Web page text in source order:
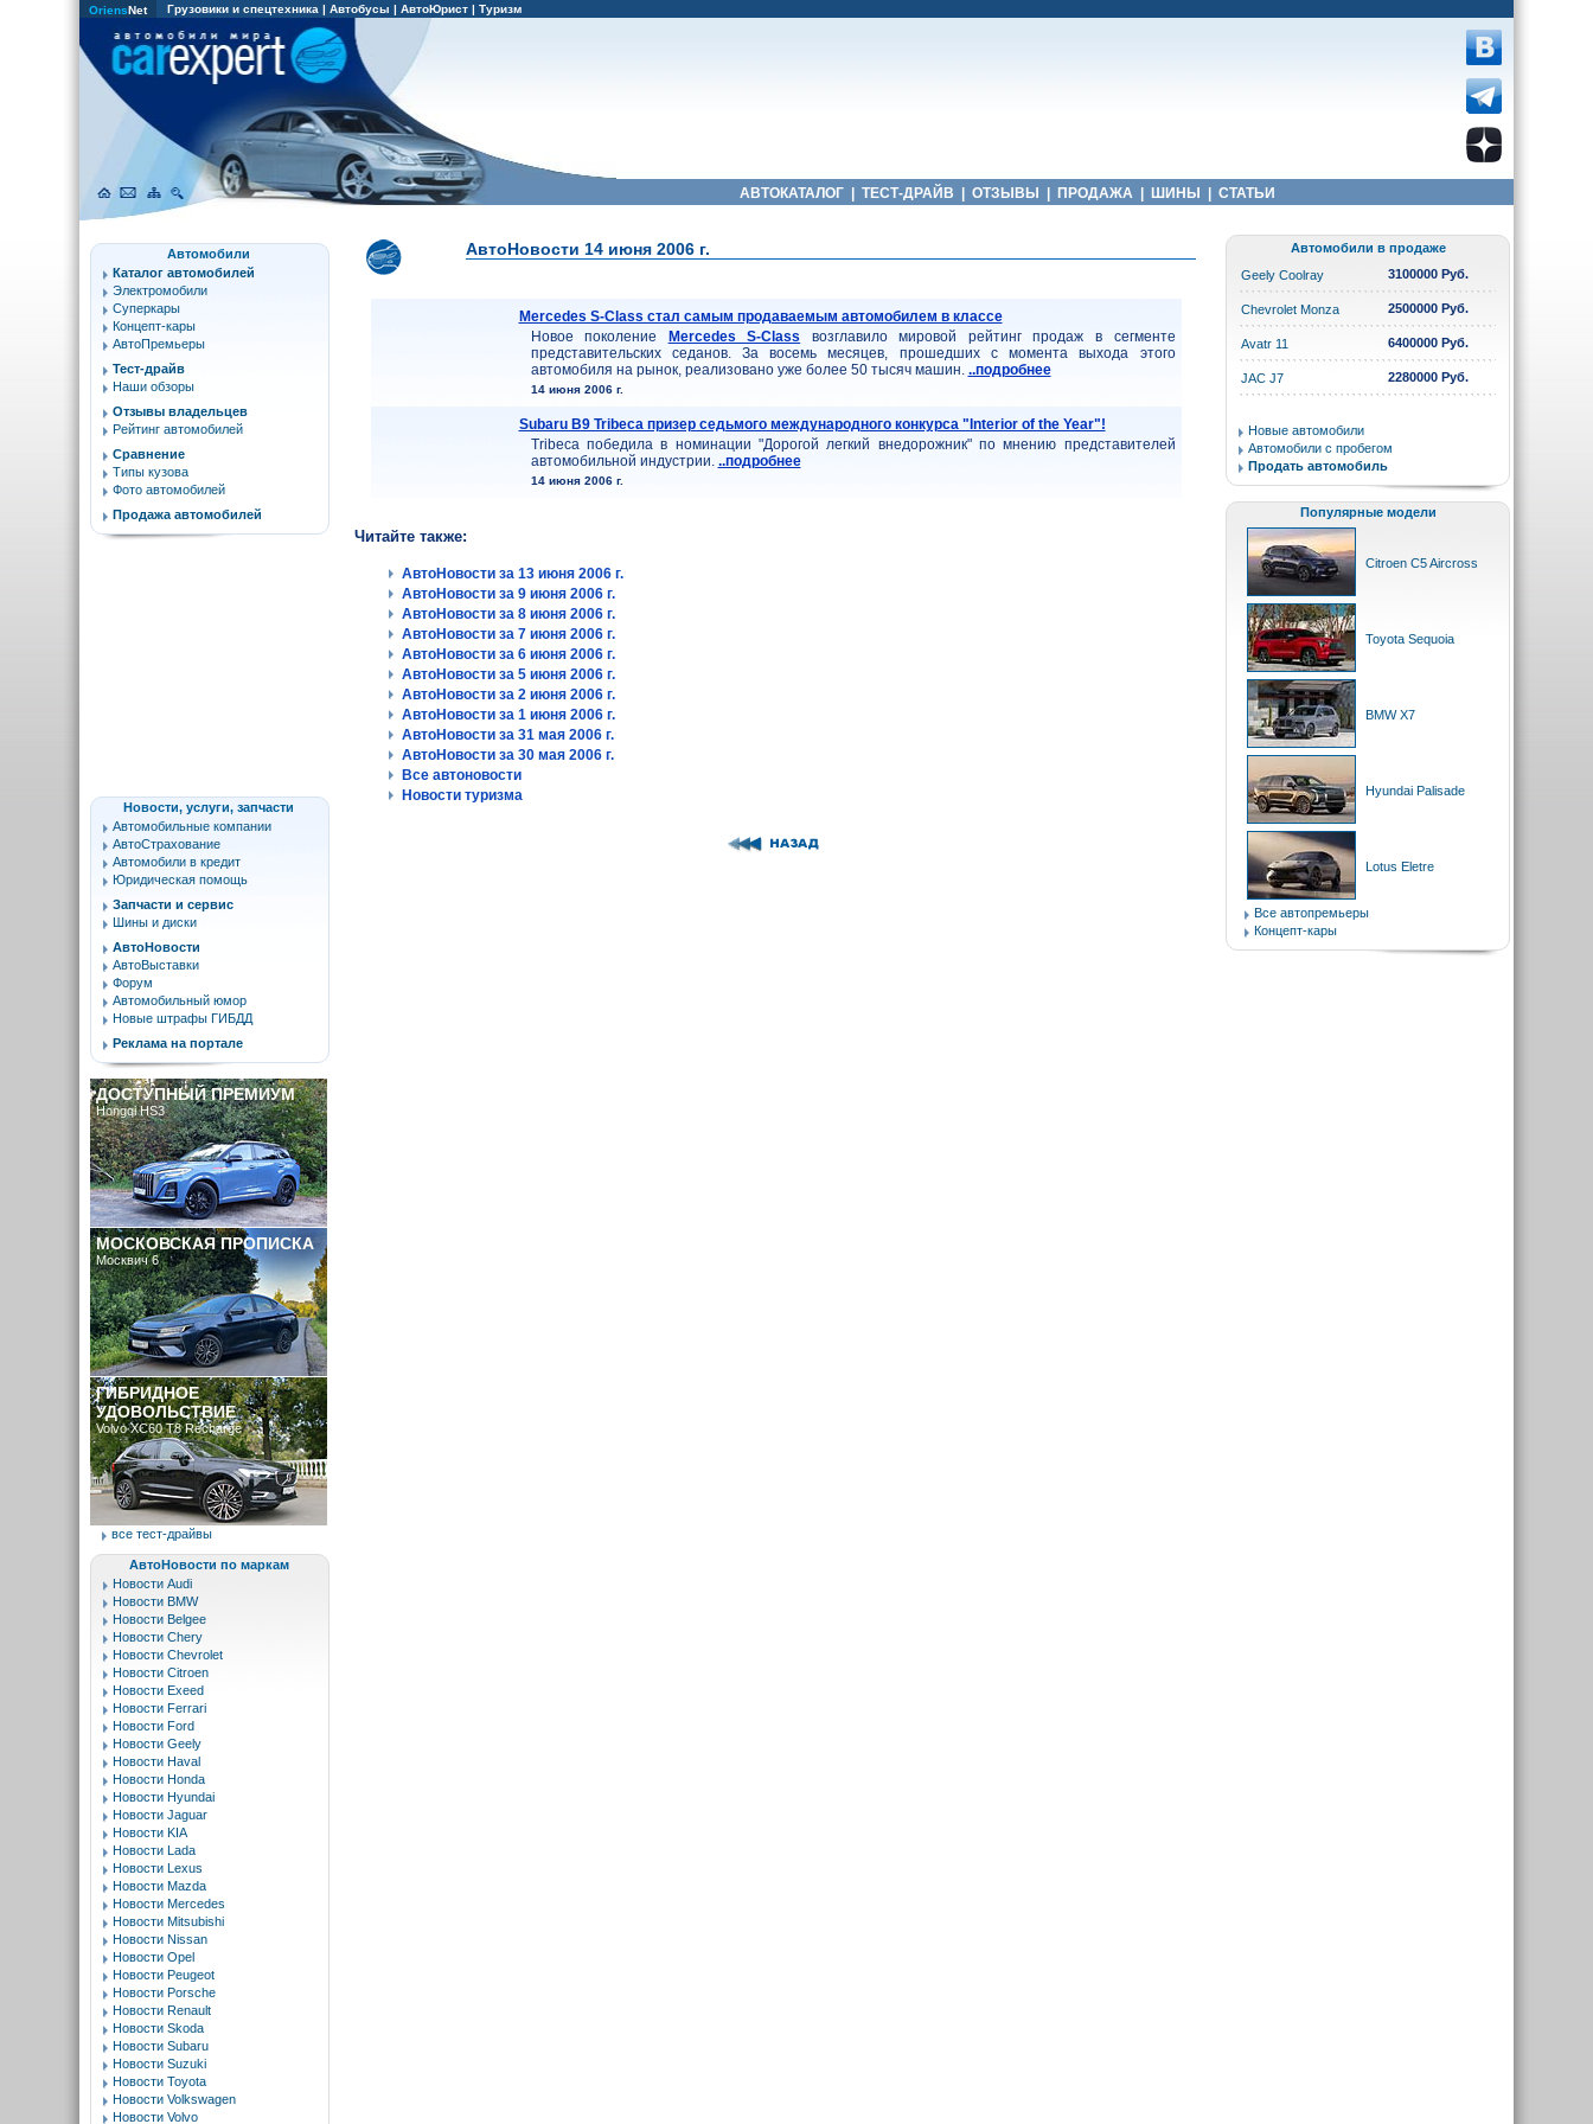
OriensNet Грузовики и спецтехника | Автобусы | АвтоЮрист | Туризм
АВТОКАТАЛОГ ТЕСТ-ДРАЙВ ОТЗЫВЫ ПРОДАЖА ШИНЫ СТАТЬИ
АвтоНовости 14 июня 2006 г.
Mercedes S-Class стал самым продаваемым автомобилем в классе
Новое поколение
Mercedes S-Class возглавило мировой рейтинг продаж в сегменте
представительских седанов. За восемь месяцев, прошедших с момента выхода этого
автомобиля на рынок, реализовано уже более 50 тысяч машин. ..подробнее
14 июня 2006 г.
Subaru B9 Tribeca призер седьмого международного конкурса "Interior of the Year"!
Tribeca победила в номинации "Дорогой легкий внедорожник" по мнению представителей
автомобильной индустрии. ..подробнее
14 июня 2006 г.
Читайте также:
АвтоНовости за 13 июня 2006 г.
АвтоНовости за 9 июня 2006 г.
АвтоНовости за 8 июня 2006 г.
АвтоНовости за 7 июня 2006 г.
АвтоНовости за 6 июня 2006 г.
АвтоНовости за 5 июня 2006 г.
АвтоНовости за 2 июня 2006 г.
АвтоНовости за 1 июня 2006 г.
АвтоНовости за 31 мая 2006 г.
АвтоНовости за 30 мая 2006 г.
Все автоновости
Новости туризма
Автомобили
Каталог автомобилей
Электромобили
Суперкары
Концепт-кары
АвтоПремьеры
Тест-драйв
Наши обзоры
Отзывы владельцев
Рейтинг автомобилей
Сравнение
Типы кузова
Фото автомобилей
Продажа автомобилей
Новости, услуги, запчасти
Автомобильные компании
АвтоСтрахование
Автомобили в кредит
Юридическая помощь
Запчасти и сервис
Шины и диски
АвтоНовости
АвтоВыставки
Форум
Автомобильный юмор
Новые штрафы ГИБДД
Реклама на портале
ДОСТУПНЫЙ ПРЕМИУМ
Hongqi HS3
МОСКОВСКАЯ ПРОПИСКА
Москвич 6
ГИБРИДНОЕ
УДОВОЛЬСТВИЕ
Volvo XC60 T8 Recharge
все тест-драйвы
АвтоНовости по маркам
Новости Audi
Новости BMW
Новости Belgee
Новости Chery
Новости Chevrolet
Новости Citroen
Новости Exeed
Новости Ferrari
Новости Ford
Новости Geely
Новости Haval
Новости Honda
Новости Hyundai
Новости Jaguar
Новости KIA
Новости Lada
Новости Lexus
Новости Mazda
Новости Mercedes
Новости Mitsubishi
Новости Nissan
Новости Opel
Новости Peugeot
Новости Porsche
Новости Renault
Новости Skoda
Новости Subaru
Новости Suzuki
Новости Toyota
Новости Volkswagen
Новости Volvo
Автомобили в продаже
Geely Coolray
3100000 Руб.
Chevrolet Monza 2500000 Руб.
Avatr 11 6400000 Руб.
JAC J7 2280000 Руб.
Новые автомобили
Автомобили с пробегом
Продать автомобиль
Популярные модели
Citroen C5 Aircross
Toyota Sequoia
BMW X7
Hyundai Palisade
Lotus Eletre
Все автопремьеры
Концепт-кары